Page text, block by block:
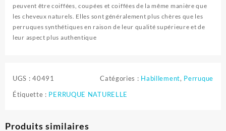
peuvent être coiffées, coupées et coiffées de la même manière que
les cheveux naturels. Elles sont généralement plus chères que les
perruques synthétiques en raison de leur qualité supérieure et de
leur aspect plus authentique
UGS :40491 Catégories : Habillement, Perruque
Étiquette : PERRUQUE NATURELLE
Produits similaires